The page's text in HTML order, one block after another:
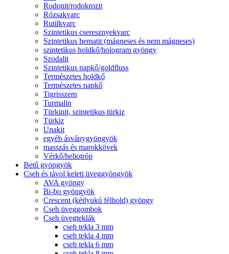
Rodonit/rodokrozit
Rózsakvarc
Rutilkvarc
Szintetikus cseresznyekvarc
Szintetikus hematit (mágneses és nem mágneses)
szintetikus holdkő/hologram gyöngy
Szodalit
Szintetikus napkő/goldfluss
Természetes holdkő
Természetes napkő
Tigrisszem
Turmalin
Türkinit, szintetikus türkiz
Türkiz
Unakit
egyéb ásványgyöngyök
masszás és marokkövek
Vérkő/heliotróp
Betű gyöngyök
Cseh és távol keleti üveggyöngyök
AVA gyöngy
Bi-bo gyöngyök
Crescent (kétlyukú félhold) gyöngy
Cseh üveggombok
Cseh üvegteklák
cseh tekla 3 mm
cseh tekla 4 mm
cseh tekla 6 mm